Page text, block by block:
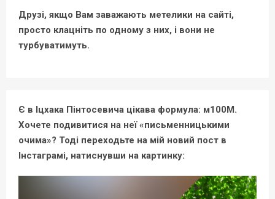
Друзі, якщо Вам заважають метелики на сайті,
просто клацніть по одному з них, і вони не
турбуватимуть.
Є в Іцхака Пінтосевича цікава формула: м100М.
Хочете подивитися на неї «письменницькими
очима»? Тоді переходьте на мій новий пост в
Інстаграмі, натиснувши на картинку: